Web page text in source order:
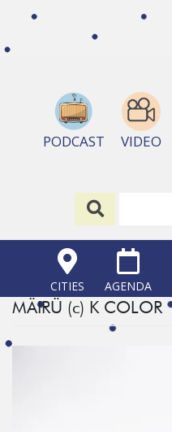
PODCAST VIDEO
CITIES AGENDA
MÄIRÜ (c) K COLOR